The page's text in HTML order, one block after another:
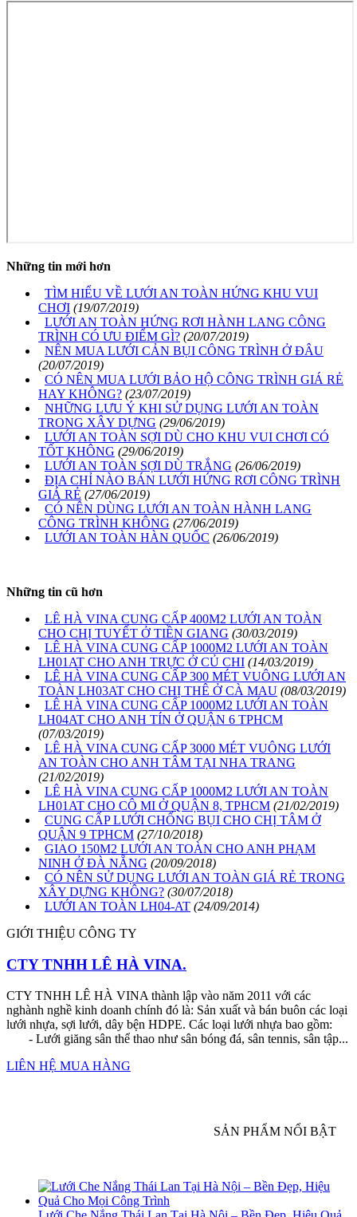
Những tin mới hơn
TÌM HIỂU VỀ LƯỚI AN TOÀN HỨNG KHU VUI
CHƠI (19/07/2019)
LƯỚI AN TOÀN HỨNG RƠI HÀNH LANG CÔNG
TRÌNH CÓ ƯU ĐIỂM GÌ? (20/07/2019)
NÊN MUA LƯỚI CẢN BỤI CÔNG TRÌNH Ở ĐÂU
(20/07/2019)
CÓ NÊN MUA LƯỚI BẢO HỘ CÔNG TRÌNH GIÁ RẺ
HAY KHÔNG? (23/07/2019)
NHỮNG LƯU Ý KHI SỬ DỤNG LƯỚI AN TOÀN
TRONG XÂY DỰNG (29/06/2019)
LƯỚI AN TOÀN SỢI DÙ CHO KHU VUI CHƠI CÓ
TỐT KHÔNG (29/06/2019)
LƯỚI AN TOÀN SỢI DÙ TRẮNG (26/06/2019)
ĐỊA CHỈ NÀO BÁN LƯỚI HỨNG RƠI CÔNG TRÌNH
GIÁ RẺ (27/06/2019)
CÓ NÊN DÙNG LƯỚI AN TOÀN HÀNH LANG
CÔNG TRÌNH KHÔNG (27/06/2019)
LƯỚI AN TOÀN HÀN QUỐC (26/06/2019)
Những tin cũ hơn
LÊ HÀ VINA CUNG CẤP 400M2 LƯỚI AN TOÀN
CHO CHỊ TUYẾT Ở TIỀN GIANG (30/03/2019)
LÊ HÀ VINA CUNG CẤP 1000M2 LƯỚI AN TOÀN
LH01AT CHO ANH TRỰC Ở CỦ CHI (14/03/2019)
LÊ HÀ VINA CUNG CẤP 300 MÉT VUÔNG LƯỚI AN
TOÀN LH03AT CHO CHỊ THÊ Ở CÀ MAU (08/03/2019)
LÊ HÀ VINA CUNG CẤP 1000M2 LƯỚI AN TOÀN
LH04AT CHO ANH TÍN Ở QUẬN 6 TPHCM
(07/03/2019)
LÊ HÀ VINA CUNG CẤP 3000 MÉT VUÔNG LƯỚI
AN TOÀN CHO ANH TÂM TẠI NHA TRANG
(21/02/2019)
LÊ HÀ VINA CUNG CẤP 1000M2 LƯỚI AN TOÀN
LH01AT CHO CÔ MI Ở QUẬN 8, TPHCM (21/02/2019)
CUNG CẤP LƯỚI CHỐNG BỤI CHO CHỊ TÂM Ở
QUẬN 9 TPHCM (27/10/2018)
GIAO 150M2 LƯỚI AN TOÀN CHO ANH PHẠM
NINH Ở ĐÀ NẴNG (20/09/2018)
CÓ NÊN SỬ DỤNG LƯỚI AN TOÀN GIÁ RẺ TRONG
XÂY DỰNG KHÔNG? (30/07/2018)
LƯỚI AN TOÀN LH04-AT (24/09/2014)
GIỚI THIỆU CÔNG TY
CTY TNHH LÊ HÀ VINA.
CTY TNHH LÊ HÀ VINA thành lập vào năm 2011 với các
nghành nghề kinh doanh chính đó là: Sản xuất và bán buôn các loại
lưới nhựa, sợi lưới, dây bện HDPE. Các loại lưới nhựa bao gồm:
- Lưới giăng sân thể thao như sân bóng đá, sân tennis, sân tập...
LIÊN HỆ MUA HÀNG
SẢN PHẨM NỔI BẬT